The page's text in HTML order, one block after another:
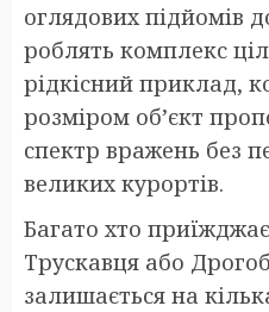
оглядових підйомів
роблять комплекс
рідкісний приклад,
розміром об’єкт
спектр вражень без
великих курортів.
Багато хто
Трускавця або
залишається на